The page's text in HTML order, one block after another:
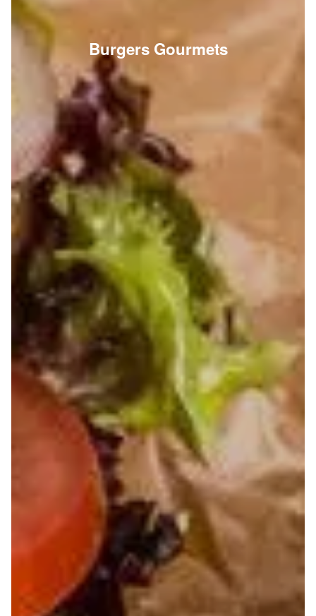
Burgers Gourmets